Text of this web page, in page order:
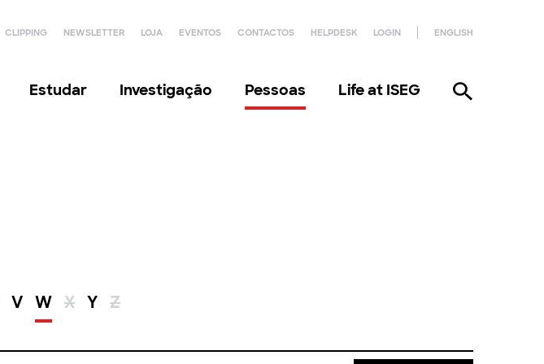
CLIPPING NEWSLETTER LOJA EVENTOS CONTACTOS HELPDESK LOGIN ENGLISH
Estudar Investigação Pessoas Life at ISEG
V W X Y Z